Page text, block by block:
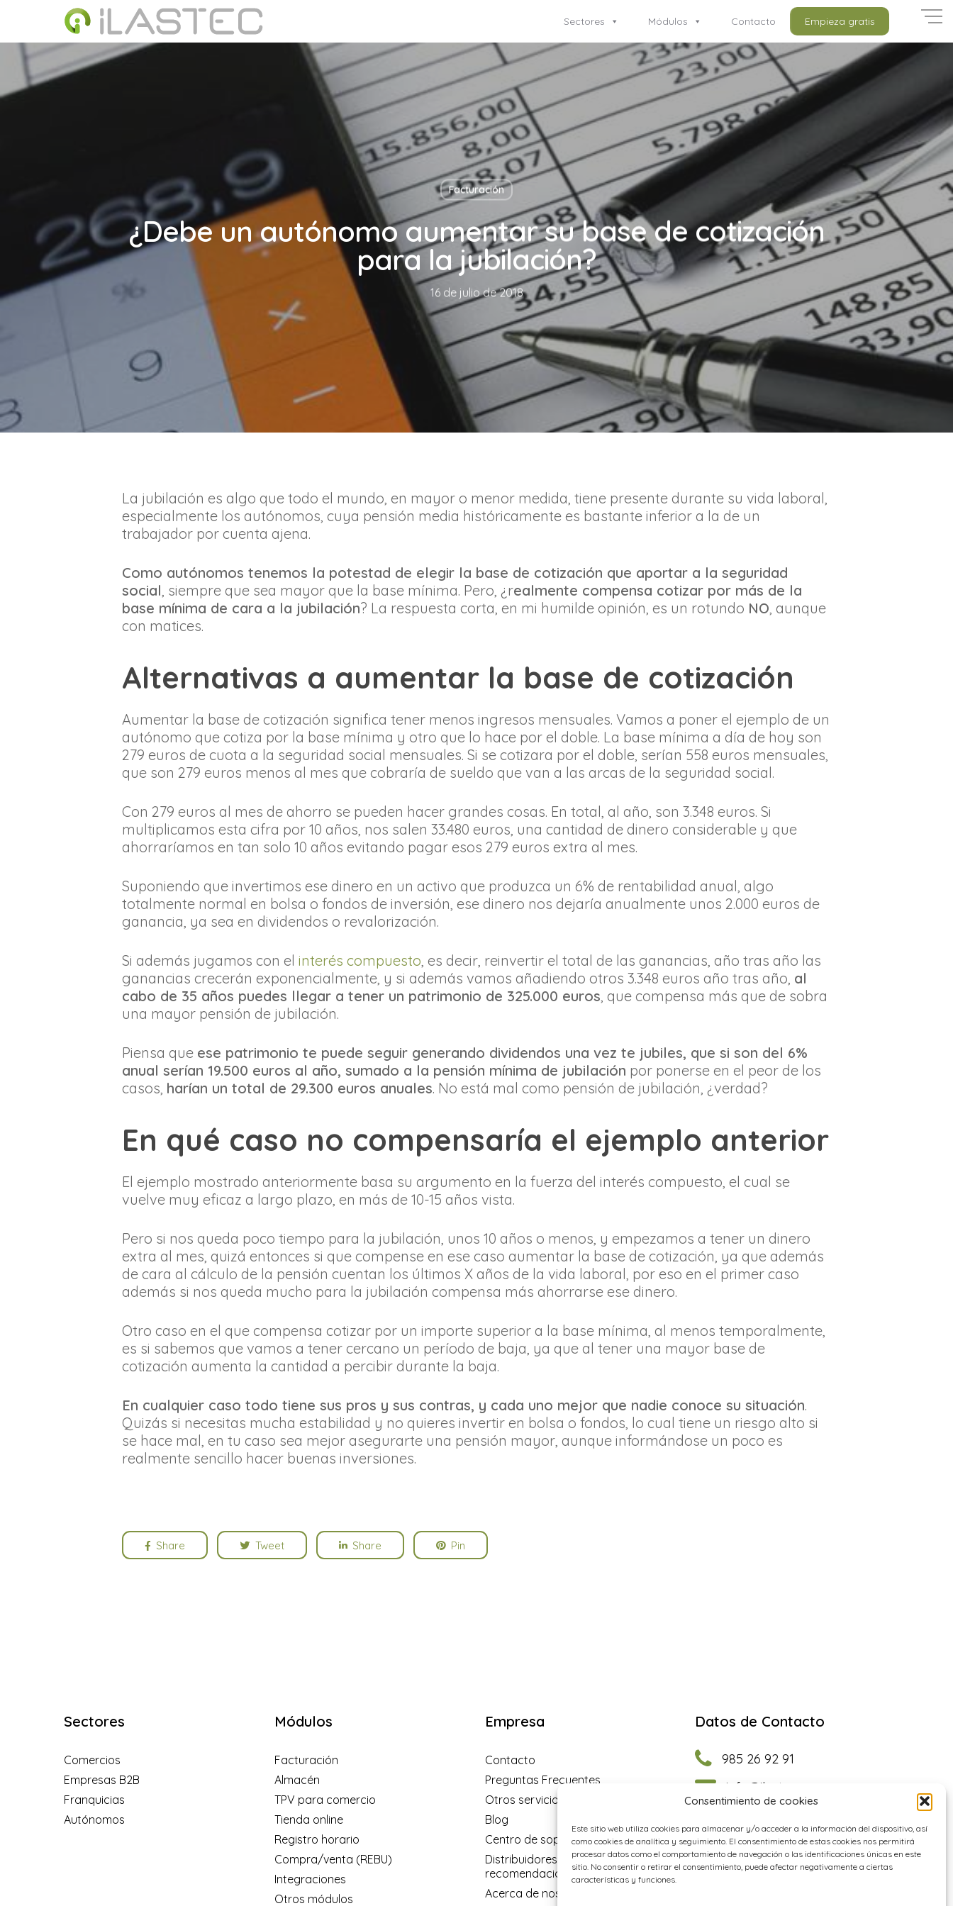
Consentimiento de cookies
Este sitio web utiliza cookies para almacenar y/o acceder a la información del dispositivo, así
como cookies de analítica y seguimiento. El consentimiento de estas cookies nos permitirá
procesar datos como el comportamiento de navegación o las identificaciones únicas en este
sitio. No consentir o retirar el consentimiento, puede afectar negativamente a ciertas
características y funciones.
Sectores Módulos Contacto Empieza gratis
Facturación
¿Debe un autónomo aumentar su base de cotización
para la jubilación?
16 de julio de 2018
La jubilación es algo que todo el mundo, en mayor o menor medida, tiene presente durante su vida laboral,
especialmente los autónomos, cuya pensión media históricamente es bastante inferior a la de un
trabajador por cuenta ajena.
Como autónomos tenemos la potestad de elegir la base de cotización que aportar a la seguridad
social, siempre que sea mayor que la base mínima. Pero, ¿realmente compensa cotizar por más de la
base mínima de cara a la jubilación? La respuesta corta, en mi humilde opinión, es un rotundo NO, aunque
con matices.
Alternativas a aumentar la base de cotización
Aumentar la base de cotización significa tener menos ingresos mensuales. Vamos a poner el ejemplo de un
autónomo que cotiza por la base mínima y otro que lo hace por el doble. La base mínima a día de hoy son
279 euros de cuota a la seguridad social mensuales. Si se cotizara por el doble, serían 558 euros mensuales,
que son 279 euros menos al mes que cobraría de sueldo que van a las arcas de la seguridad social.
Con 279 euros al mes de ahorro se pueden hacer grandes cosas. En total, al año, son 3.348 euros. Si
multiplicamos esta cifra por 10 años, nos salen 33.480 euros, una cantidad de dinero considerable y que
ahorraríamos en tan solo 10 años evitando pagar esos 279 euros extra al mes.
Suponiendo que invertimos ese dinero en un activo que produzca un 6% de rentabilidad anual, algo
totalmente normal en bolsa o fondos de inversión, ese dinero nos dejaría anualmente unos 2.000 euros de
ganancia, ya sea en dividendos o revalorización.
Si además jugamos con el interés compuesto, es decir, reinvertir el total de las ganancias, año tras año las
ganancias crecerán exponencialmente, y si además vamos añadiendo otros 3.348 euros año tras año, al
cabo de 35 años puedes llegar a tener un patrimonio de 325.000 euros, que compensa más que de sobra
una mayor pensión de jubilación.
Piensa que ese patrimonio te puede seguir generando dividendos una vez te jubiles, que si son del 6%
anual serían 19.500 euros al año, sumado a la pensión mínima de jubilación por ponerse en el peor de los
casos, harían un total de 29.300 euros anuales. No está mal como pensión de jubilación, ¿verdad?
En qué caso no compensaría el ejemplo anterior
El ejemplo mostrado anteriormente basa su argumento en la fuerza del interés compuesto, el cual se
vuelve muy eficaz a largo plazo, en más de 10-15 años vista.
Pero si nos queda poco tiempo para la jubilación, unos 10 años o menos, y empezamos a tener un dinero
extra al mes, quizá entonces si que compense en ese caso aumentar la base de cotización, ya que además
de cara al cálculo de la pensión cuentan los últimos X años de la vida laboral, por eso en el primer caso
además si nos queda mucho para la jubilación compensa más ahorrarse ese dinero.
Otro caso en el que compensa cotizar por un importe superior a la base mínima, al menos temporalmente,
es si sabemos que vamos a tener cercano un período de baja, ya que al tener una mayor base de
cotización aumenta la cantidad a percibir durante la baja.
En cualquier caso todo tiene sus pros y sus contras, y cada uno mejor que nadie conoce su situación.
Quizás si necesitas mucha estabilidad y no quieres invertir en bolsa o fondos, lo cual tiene un riesgo alto si
se hace mal, en tu caso sea mejor asegurarte una pensión mayor, aunque informándose un poco es
realmente sencillo hacer buenas inversiones.
Share Tweet Share Pin
Sectores
Comercios
Empresas B2B
Franquicias
Autónomos
Módulos
Facturación
Almacén
TPV para comercio
Tienda online
Registro horario
Compra/venta (REBU)
Integraciones
Otros módulos
Empresa
Contacto
Preguntas Frecuentes
Otros servicios
Blog
Centro de soporte
Distribuidores y programa de
recomendación
Acerca de nosotros
Datos de Contacto
985 26 92 91
info@ilastec.com
Facebook
Instagram
YouTube
LinkedIn